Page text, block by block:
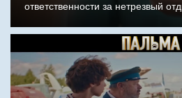
ответственности за нетрезвый